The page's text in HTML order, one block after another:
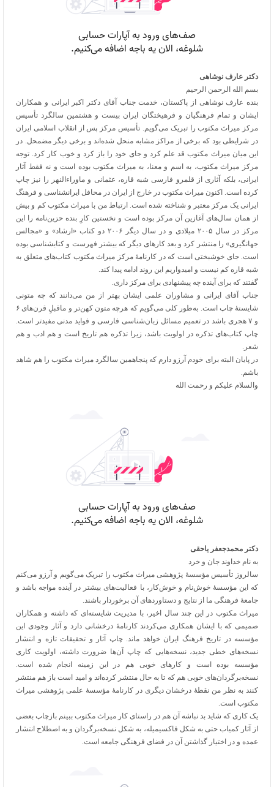
دکتر عارف نوشاهی
بسم الله الرحمن الرحیم
بنده عارف نوشاهی از پاکستان، خدمت جناب آقای دکتر اکبر ایرانی و همکاران
ایشان و تمام فرهنگیان و فرهیختگان ایران بیست و هشتمین سالگرد تأسیس
مرکز میراث مکتوب را تبریک می‌گویم. تأسیس مرکز پس از انقلاب اسلامی ایران
در شرایطی بود که برخی از مراکز مشابه منحل شده‌اند و برخی دیگر مضمحل. در
این میان میراث مکتوب قد علم کرد و جای خود را باز کرد و خوب کار کرد. توجه
مرکز میراث مکتوب، به اسم و معنا، به میراث مکتوب بوده است و نه فقط آثار
ایرانی، بلکه آثاری از قلمرو فارسی شبه قاره، عثمانی و ماوراءالنهر را نیز چاپ
کرده است. اکنون میراث مکتوب در خارج از ایران در محافل ایرانشناسی و فرهنگ
ایرانی یک مرکز معتبر و شناخته شده است. ارتباط من با میراث مکتوب کم و بیش
از همان سال‌های آغازین آن مرکز بوده است و نخستین کارِ بنده حزین‌نامه را این
مرکز در سال ۲۰۰۵ میلادی و در سال دیگر ۲۰۰۶ دو کتاب «ارشاد» و «مجالس
جهانگیری» را منتشر کرد و بعد کارهای دیگر که بیشتر فهرست و کتابشناسی بوده
است. جای خوشبختی است که در کارنامۀ مرکز میراث مکتوب کتاب‌های متعلق به
شبه قاره کم نیست و امیدواریم این روند ادامه پیدا کند.
گفتند که برای آینده چه پیشنهادی برای مرکز داری.
جناب آقای ایرانی و مشاوران علمی ایشان بهتر از من می‌دانند که چه متونی
شایستۀ چاپ است. به‌طور کلی می‌گویم که هرچه متون کهن‌تر و ماقبلِ قرن‌های ۶
و ۷ هجری باشد در تعمیم مسائل زبان‌شناسی فارسی و فواید مدنی مفیدتر است.
چاپ کتاب‌های تذکره در اولویت باشد، زیرا تذکره هم تاریخ است و هم ادب و هم
شعر.
در پایان البته برای خودم آرزو دارم که پنجاهمین سالگرد میراث مکتوب را هم شاهد
باشم.
والسلام علیکم و رحمت الله
دکتر محمدجعفر یاحقی
به نام خداوند جان و خرد
سالروز تأسیس مؤسسۀ پژوهشی میراث مکتوب را تبریک می‌گویم و آرزو می‌کنم
که این مؤسسۀ خوش‌نام و خوش‌کار، با فعالیت‌های بیشتر در آینده مواجه باشد و
جامعۀ فرهنگی ما از نتایج و دستاوردهای آن برخوردار باشند.
میراث مکتوب در این چند سال اخیر، با مدیریت شایسته‌ای که داشته و همکاران
صمیمی که با ایشان همکاری می‌کردند کارنامۀ درخشانی دارد و آثار وجودی این
مؤسسه در تاریخ فرهنگ ایران خواهد ماند. چاپ آثار و تحقیقات تازه و انتشار
نسخه‌های خطی جدید، نسخه‌هایی که چاپ آن‌ها ضرورت داشته، اولویت کاری
مؤسسه بوده است و کارهای خوبی هم در این زمینه انجام شده است.
نسخه‌برگردان‌های خوبی هم که تا به حال منتشر کرده‌اند و امید است باز هم منتشر
کنند به نظر من نقطۀ درخشان دیگری در کارنامۀ مؤسسۀ علمی پژوهشی میراث
مکتوب است.
یک کاری که شاید بد نباشه آن هم در راستای کار میراث مکتوب ببینم بازچاپ بعضی
از آثار کمیاب حتی به شکل فاکسیمیله، به شکل نسخه‌برگردان و به اصطلاح انتشار
عمده و در اختیار گذاشتن آن در فضای فرهنگی جامعه است.